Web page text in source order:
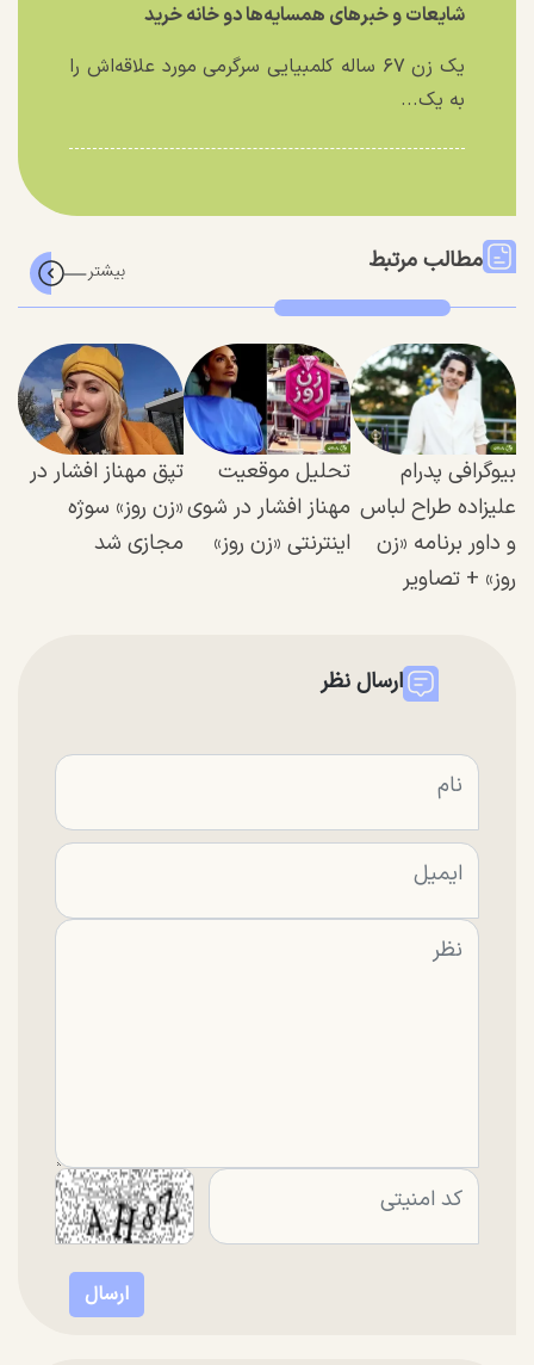
شایعات و خبر‌های همسایه‌ها دو خانه خرید
یک زن ۶۷ ساله کلمبیایی سرگرمی مورد علاقه‌اش را
به یک...
مطالب مرتبط
بیوگرافی پدرام
علیزاده طراح لباس
و داور برنامه «زن
روز» + تصاویر
تحلیل موقعیت
مهناز افشار در شوی
اینترنتی «زن روز»
تپق مهناز افشار در
«زن روز» سوژه
مجازی شد
ارسال نظر